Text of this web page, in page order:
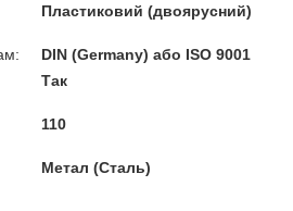
Пластиковий (двоярусний)
DIN (Germany) або ISO 9001
Так
110
Метал (Сталь)